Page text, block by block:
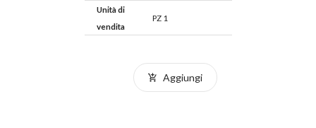
Unità di
vendita
PZ 1
Aggiungi